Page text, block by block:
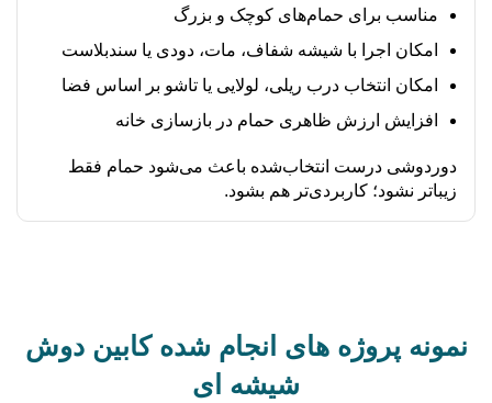
مناسب برای حمام‌های کوچک و بزرگ
امکان اجرا با شیشه شفاف، مات، دودی یا سندبلاست
امکان انتخاب درب ریلی، لولایی یا تاشو بر اساس فضا
افزایش ارزش ظاهری حمام در بازسازی خانه
دوردوشی درست انتخاب‌شده باعث می‌شود حمام فقط
زیباتر نشود؛ کاربردی‌تر هم بشود.
نمونه پروژه های انجام شده کابین دوش
شیشه ای